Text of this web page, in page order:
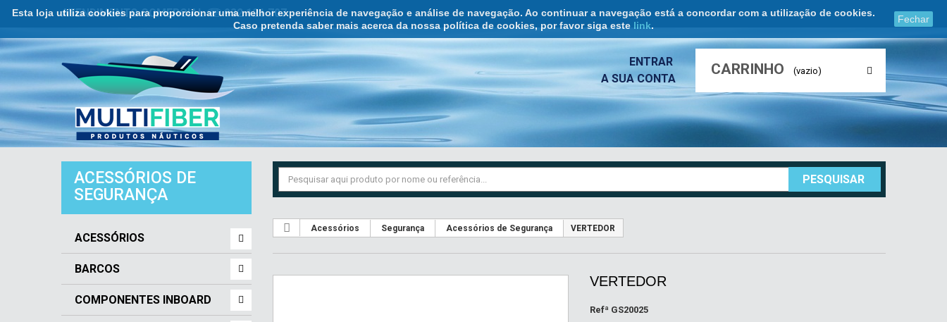
Esta loja utiliza cookies para proporcionar uma melhor experiência de navegação e análise de navegação. Ao continuar a navegação está a concordar com a utilização de cookies.
Caso pretenda saber mais acerca da nossa política de cookies, por favor siga este link.
Fechar
ATENDIMENTO COMERCIAL ☏ 932 121 707
CARRINHO (vazio)
ENTRAR
A SUA CONTA
PESQUISAR
ACESSÓRIOS DE
SEGURANÇA
ACESSÓRIOS
BARCOS
COMPONENTES INBOARD
Acessórios Segurança Acessórios de Segurança VERTEDOR
VERTEDOR
Refª GS20025